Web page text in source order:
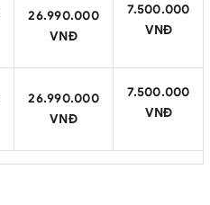
26.990.000
VNĐ
7.500.000
VNĐ
26.990.000
VNĐ
7.500.000
VNĐ